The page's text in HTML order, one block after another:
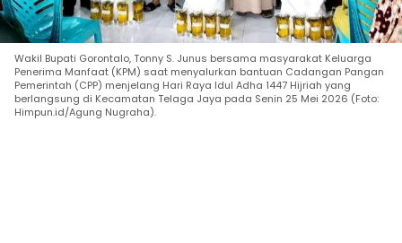
Wakil Bupati Gorontalo, Tonny S. Junus bersama masyarakat Keluarga
Penerima Manfaat (KPM) saat menyalurkan bantuan Cadangan Pangan
Pemerintah (CPP) menjelang Hari Raya Idul Adha 1447 Hijriah yang
berlangsung di Kecamatan Telaga Jaya pada Senin 25 Mei 2026 (Foto:
Himpun.id/Agung Nugraha).